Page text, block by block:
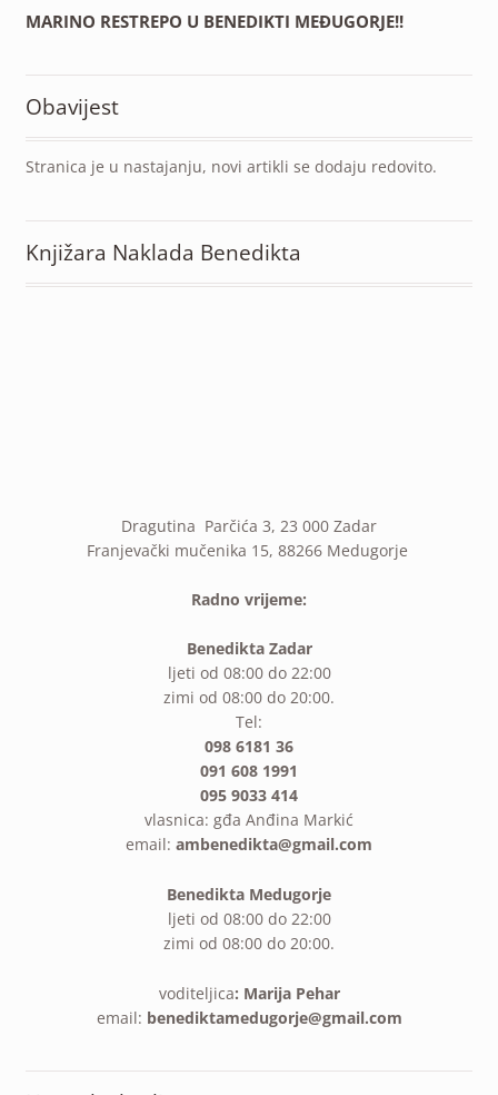
MARINO RESTREPO U BENEDIKTI MEĐUGORJE!!
Obavijest
Stranica je u nastajanju, novi artikli se dodaju redovito.
Knjižara Naklada Benedikta
Dragutina Parčića 3, 23 000 Zadar
Franjevački mučenika 15, 88266 Medugorje
Radno vrijeme:
Benedikta Zadar
ljeti od 08:00 do 22:00
zimi od 08:00 do 20:00.
Tel:
098 6181 36
091 608 1991
095 9033 414
vlasnica: gđa Anđina Markić
email: ambenedikta@gmail.com
Benedikta Medugorje
ljeti od 08:00 do 22:00
zimi od 08:00 do 20:00.
voditeljica: Marija Pehar
email: benediktamedugorje@gmail.com